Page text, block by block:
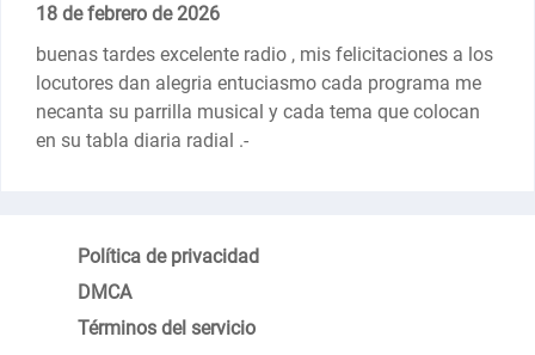
18 de febrero de 2026
buenas tardes excelente radio , mis felicitaciones a los
locutores dan alegria entuciasmo cada programa me
necanta su parrilla musical y cada tema que colocan
en su tabla diaria radial .-
Política de privacidad
DMCA
Términos del servicio